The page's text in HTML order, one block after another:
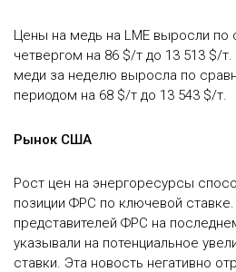
Цены на медь на LME выросли
четвергом на 86 $/т до 13 513 $/
меди за неделю выросла по
периодом на 68 $/т до 13 543 $/т.
Рынок США
Рост цен на энергоресурсы
позиции ФРС по ключевой
представителей ФРС на
указывали на потенциальное
ставки. Эта новость негативно